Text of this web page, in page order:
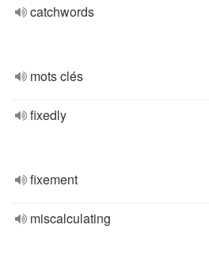
catchwords
mots clés
fixedly
fixement
miscalculating